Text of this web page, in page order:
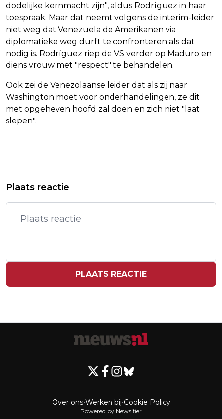
dodelijke kernmacht zijn", aldus Rodríguez in haar
toespraak. Maar dat neemt volgens de interim-leider
niet weg dat Venezuela de Amerikanen via
diplomatieke weg durft te confronteren als dat
nodig is. Rodríguez riep de VS verder op Maduro en
diens vrouw met "respect" te behandelen.
Ook zei de Venezolaanse leider dat als zij naar
Washington moet voor onderhandelingen, ze dit
met opgeheven hoofd zal doen en zich niet "laat
slepen".
CHIPFONDSEN BIJ WINNAARS
GETROFFEN ONDERNEMERS UTRECHT
BEDANKEN VOOR STEUNBETUIGINGEN
Plaats reactie
PLAATS REACTIE
Over ons•Werken bij•Cookie Policy
Powered by Newsifier